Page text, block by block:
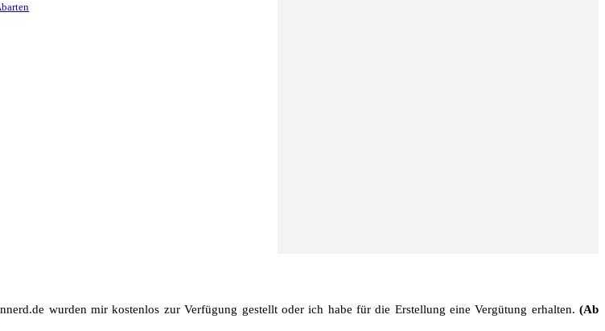
wurden mir kostenlos zur Verfügung gestellt oder ich habe für die Erstellung eine Vergütung erhalten. (Ab